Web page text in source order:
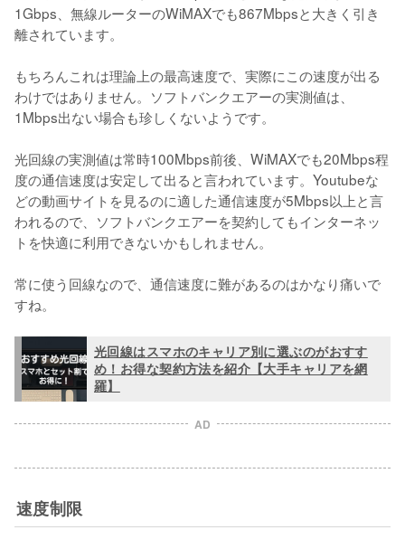
1Gbps、無線ルーターのWiMAXでも867Mbpsと大きく引き
離されています。
もちろんこれは理論上の最高速度で、実際にこの速度が出る
わけではありません。ソフトバンクエアーの実測値は、
1Mbps出ない場合も珍しくないようです。
光回線の実測値は常時100Mbps前後、WiMAXでも20Mbps程
度の通信速度は安定して出ると言われています。Youtubeな
どの動画サイトを見るのに適した通信速度が5Mbps以上と言
われるので、ソフトバンクエアーを契約してもインターネッ
トを快適に利用できないかもしれません。
常に使う回線なので、通信速度に難があるのはかなり痛いで
すね。
光回線はスマホのキャリア別に選ぶのがおすす
め！お得な契約方法を紹介【大手キャリアを網
羅】
AD
速度制限